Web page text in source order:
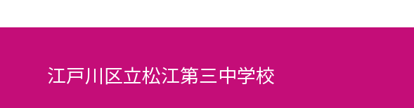
江戸川区立松江第三中学校